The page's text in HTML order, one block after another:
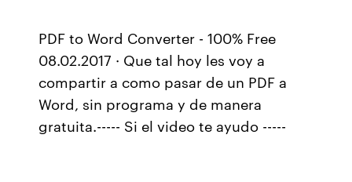
PDF to Word Converter - 100% Free
08.02.2017 · Que tal hoy les voy a
compartir a como pasar de un PDF a
Word, sin programa y de manera
gratuita.----- Si el video te ayudo -----